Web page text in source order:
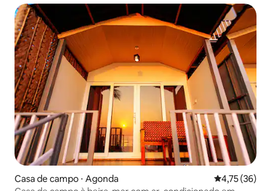
Casa de campo ⋅ Agonda 4,75 de uma
4,75 (36)